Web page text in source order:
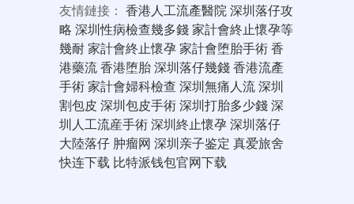
友情鏈接： 香港人工流產醫院深圳落仔攻
略 深圳性病檢查幾多錢家計會終止懷孕等
幾耐家計會終止懷孕家計會堕胎手術香
港藥流香港堕胎深圳落仔幾錢香港流產
手術家計會婦科檢查 深圳無痛人流深圳
割包皮 深圳包皮手術深圳打胎多少錢深
圳人工流産手術深圳終止懷孕深圳落仔
大陸落仔 肿瘤网 深圳亲子鉴定 真爱旅舍
快连下载 比特派钱包官网下载